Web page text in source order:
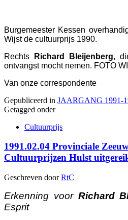
Burgemeester Kessen
Wijst de cultuurprijs 1990.
Rechts
Richard Bleijenberg,
ontvangst mocht nemen. FOTO
Van onze correspondente
Gepubliceerd in JAARGANG 1991-
Getagged onder
Cultuurprijs
1991.02.04 Provinciale
Cultuurprijzen Hulst
Geschreven doorRtC
Erkenning voor Richard
Esprit